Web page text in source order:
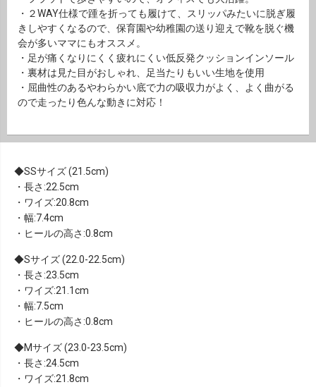
・２WAY仕様で踵を折っても履けて、スリッパみたいに脱ぎ履
きしやすくなるので、保育園や幼稚園の送り迎えで靴を脱ぐ機
会が多いママにもオススメ。
・足が痛くなりにくく疲れにくい低反発クッションインソール
・裏材は見た目がおしゃれ、足当たりもいい生地を使用
・屈曲性のあるやわらかい底で力の吸収力がよく、よく曲がる
ので走ったり色んな動きに対応！
SSサイズ (21.5cm)
・長さ:22.5cm
・ワイズ:20.8cm
・幅:7.4cm
・ヒールの高さ:0.8cm
Sサイズ (22.0-22.5cm)
・長さ:23.5cm
・ワイズ:21.1cm
・幅:7.5cm
・ヒールの高さ:0.8cm
Mサイズ (23.0-23.5cm)
・長さ:24.5cm
・ワイズ:21.8cm